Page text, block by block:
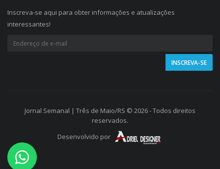
Inscreva-se aqui para obter informações e atualizações
interessantes!
Jornal Semanal | Três de Maio/RS © 2026 - Todos direitos
reservados.
Desenvolvido por